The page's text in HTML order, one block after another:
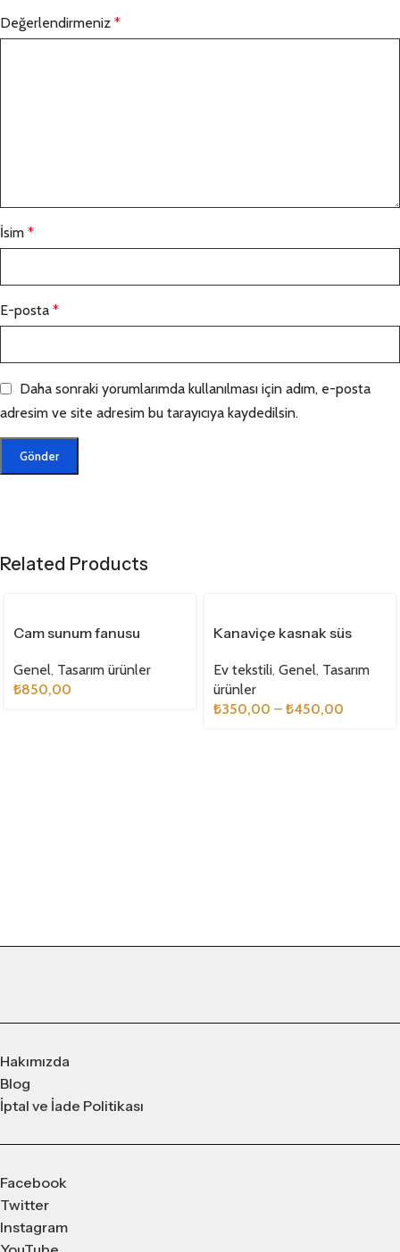
Değerlendirmeniz *
İsim *
E-posta *
Daha sonraki yorumlarımda kullanılması için adım, e-posta
adresim ve site adresim bu tarayıcıya kaydedilsin.
Related Products
Cam sunum fanusu
Genel, Tasarım ürünler
₺850,00
Kanaviçe kasnak süs
Ev tekstili, Genel, Tasarım
ürünler
₺350,00 – ₺450,00
Hakımızda
Blog
İptal ve İade Politikası
Facebook
Twitter
Instagram